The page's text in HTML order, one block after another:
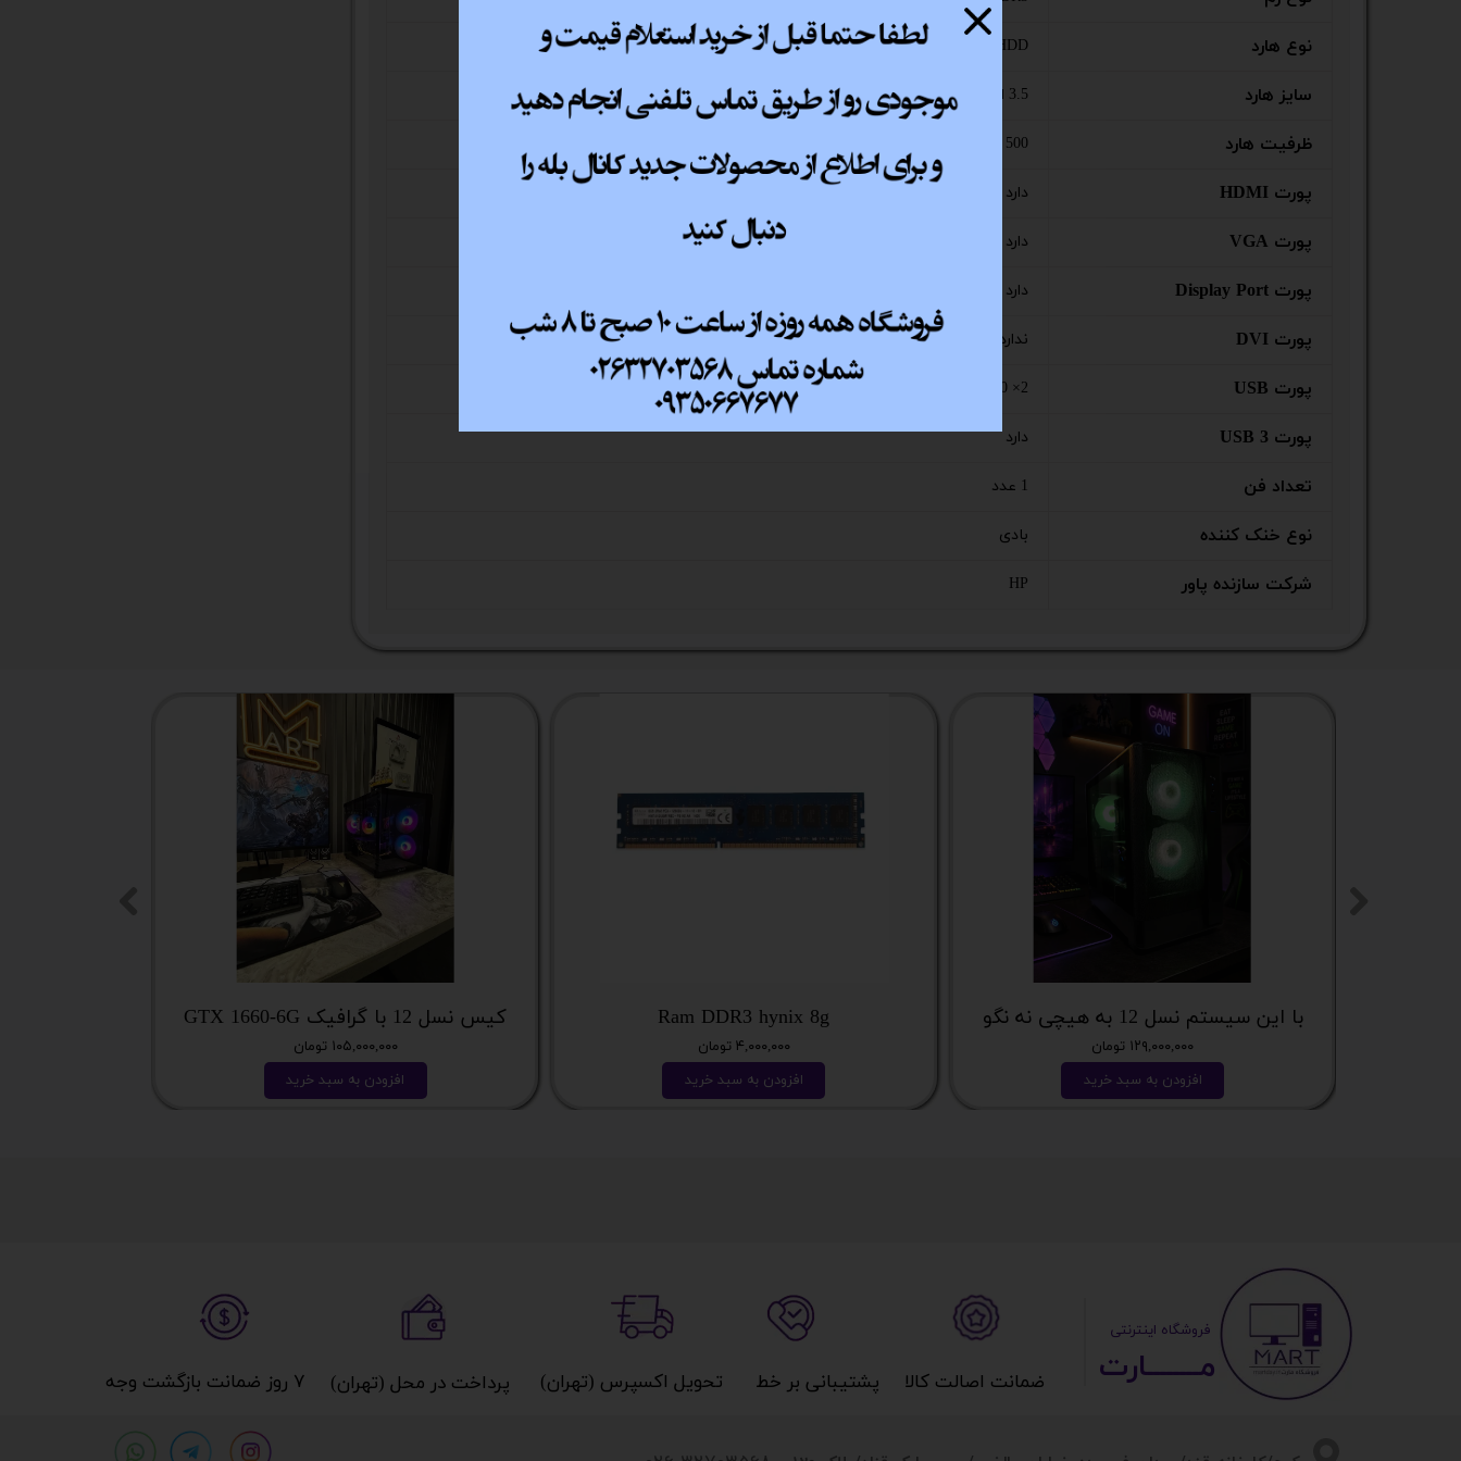
نوع هارد HDD
سایز هارد 3.5 اینچ
ظرفیت هارد 500 گیگابایت
پورت HDMI دارد
پورت VGA دارد
پورت Display Port دارد
پورت DVI ندارد
پورت USB USB3.0 ×2 - USB2.0 ×2
پورت USB 3 دارد
تعداد فن 1 عدد
نوع خنک کننده بادی
شرکت سازنده پاور HP
کیس نسل 12 با گرافیک GTX 1660-6G
۱۰۵,۰۰۰,۰۰۰ تومان
افزودن به سبد خرید
Ram DDR3 hynix 8g
۴,۰۰۰,۰۰۰ تومان
افزودن به سبد خرید
با این سیستم نسل 12 به هیچی نه نگو
۱۲۹,۰۰۰,۰۰۰ تومان
افزودن به سبد خرید
مــــــــارت​​​​​​
​ ​فروشگاه اینترنتی
۷ روز ضمانت بازگشت وجه​​​​​​​ پرداخت در محل (تهران)​​​​​​​ تحویل اکسپرس (تهران)​​​​​​​ پشتیبانی بر خط​​​​​​​ ضمانت اصالت کالا​​​​​​​